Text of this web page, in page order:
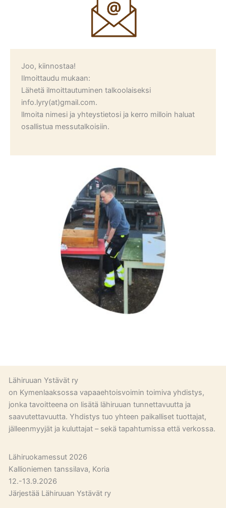
Joo, kiinnostaa!
Ilmoittaudu mukaan:
Lähetä ilmoittautuminen talkoolaiseksi
info.lyry(at)gmail.com.
llmoita nimesi ja yhteystietosi ja kerro milloin haluat
osallistua messutalkoisiin.
Lähiruuan Ystävät ry
on Kymenlaaksossa vapaaehtoisvoimin toimiva yhdistys,
jonka tavoitteena on lisätä lähiruuan tunnettavuutta ja
saavutettavuutta. Yhdistys tuo yhteen paikalliset tuottajat,
jälleenmyyjät ja kuluttajat – sekä tapahtumissa että verkossa.
Lähiruokamessut 2026
Kallioniemen tanssilava, Koria
12.-13.9.2026
Järjestää Lähiruuan Ystävät ry